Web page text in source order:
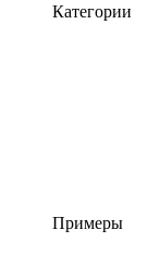
Категории
Примеры